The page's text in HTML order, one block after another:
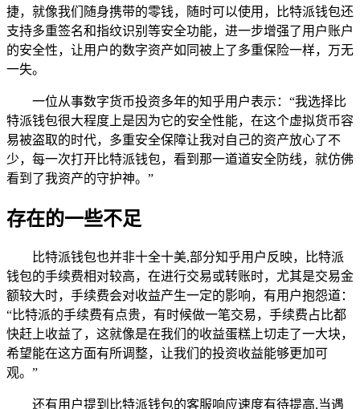
捷，就像我们随身携带的零钱，随时可以使用，比特派钱包还
支持多重签名和指纹识别等安全功能，进一步增强了用户账户
的安全性，让用户的数字资产如同被上了多重保险一样，万无
一失。
一位从事数字货币投资多年的知乎用户表示：“我选择比
特派钱包很大程度上是因为它的安全性能，在这个虚拟货币容
易被盗取的时代，多重安全保障让我对自己的资产放心了不
少，每一次打开比特派钱包，看到那一道道安全防线，就仿佛
看到了我资产的守护神。”
存在的一些不足
比特派钱包也并非十全十美,部分知乎用户反映，比特派
钱包的手续费相对较高，在进行交易或转账时，尤其是交易金
额较大时，手续费会对收益产生一定的影响，有用户抱怨道：
“比特派的手续费有点贵，有时候做一笔交易，手续费占比都
快赶上收益了，这就像是在我们的收益蛋糕上切走了一大块，
希望能在这方面有所调整，让我们的投资收益能够更加可
观。”
还有用户提到比特派钱包的客服响应速度有待提高,当遇